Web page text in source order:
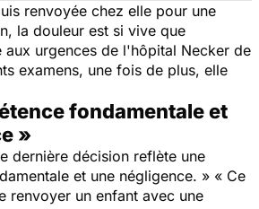
renvoyée chez elle pour une
la douleur est si vive que
aux urgences de l'hôpital Necker de
examens, une fois de plus, elle
fondamentale et
»
dernière décision reflète une
et une négligence. » « Ce
renvoyer un enfant avec une